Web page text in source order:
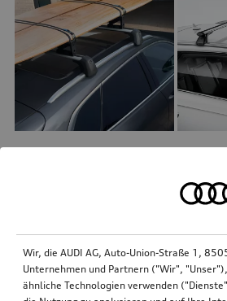
Wir, die AUDI AG, Auto-Union-Straße 1,
Unternehmen und Partnern ("Wir",
ähnliche Technologien verwenden